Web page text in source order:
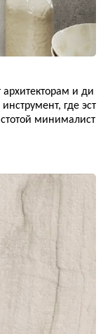
архитекторам и ди
где эст
минималист